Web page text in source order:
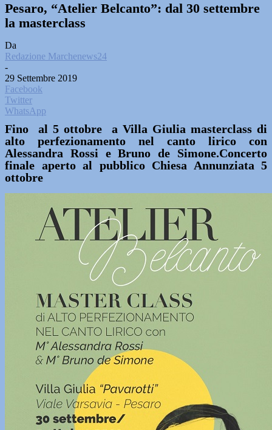
Pesaro, “Atelier Belcanto”: dal 30 settembre
la masterclass
Da
Redazione Marchenews24
-
29 Settembre 2019
Facebook
Twitter
WhatsApp
Fino al 5 ottobre a Villa Giulia masterclass di
alto perfezionamento nel canto lirico con
Alessandra Rossi e Bruno de Simone.Concerto
finale aperto al pubblico Chiesa Annunziata 5
ottobre